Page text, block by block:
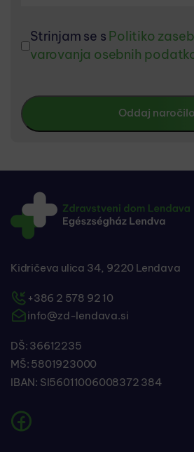
Strinjam se s Politiko
varovanja osebnih
Kidričeva ulica 34, 9220 Lendava
+386 2 578 92 10
info@zd-lendava.si
DŠ: 36612235
MŠ: 5801923000
IBAN: SI56011006008372 384